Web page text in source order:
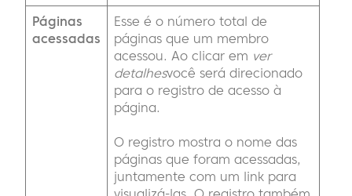
Páginas
acessadas
Esse é o número total de
páginas que um membro
acessou. Ao clicar em ver
detalhesvocê será direcionado
para o registro de acesso à
página.
O registro mostra o nome das
páginas que foram acessadas,
juntamente com um link para